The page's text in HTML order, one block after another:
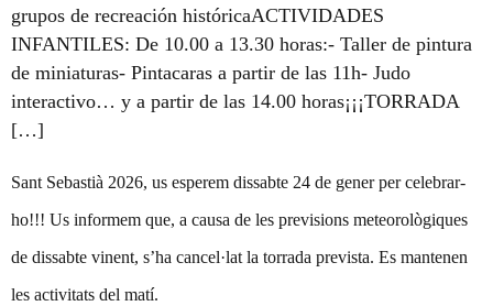
grupos de recreación históricaACTIVIDADES
INFANTILES: De 10.00 a 13.30 horas:- Taller de pintura
de miniaturas- Pintacaras a partir de las 11h- Judo
interactivo… y a partir de las 14.00 horas¡¡¡TORRADA
[…]
Sant Sebastià 2026, us esperem dissabte 24 de gener per celebrar-
ho!!! Us informem que, a causa de les previsions meteorològiques
de dissabte vinent, s’ha cancel·lat la torrada prevista. Es mantenen
les activitats del matí.